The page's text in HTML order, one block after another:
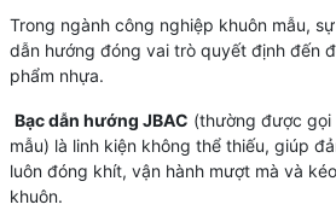
Trong ngành công nghiệp khuôn mẫu,
dẫn hướng đóng vai trò quyết định đến
phẩm nhựa.
Bạc dẫn hướng JBAC (thường được gọi
mẫu) là linh kiện không thể thiếu, giúp
luôn đóng khít, vận hành mượt mà và
khuôn.